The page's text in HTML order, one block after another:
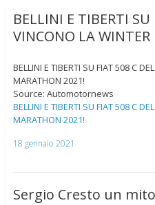
BELLINI E TIBERTI
VINCONO LA
BELLINI E TIBERTI SU FIAT 508 C
MARATHON 2021!
Source: Automotornews
BELLINI E TIBERTI SU FIAT 508 C
MARATHON 2021!
18 gennaio 2021
Sergio Cresto un